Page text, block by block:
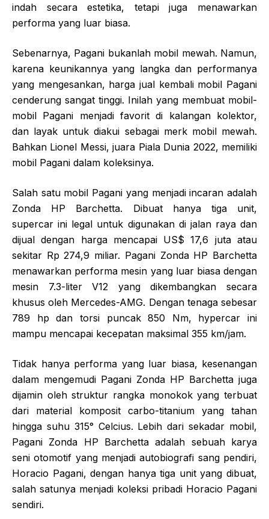
indah secara estetika, tetapi juga menawarkan
performa yang luar biasa.
Sebenarnya, Pagani bukanlah mobil mewah. Namun,
karena keunikannya yang langka dan performanya
yang mengesankan, harga jual kembali mobil Pagani
cenderung sangat tinggi. Inilah yang membuat mobil-
mobil Pagani menjadi favorit di kalangan kolektor,
dan layak untuk diakui sebagai merk mobil mewah.
Bahkan Lionel Messi, juara Piala Dunia 2022, memiliki
mobil Pagani dalam koleksinya.
Salah satu mobil Pagani yang menjadi incaran adalah
Zonda HP Barchetta. Dibuat hanya tiga unit,
supercar ini legal untuk digunakan di jalan raya dan
dijual dengan harga mencapai US$ 17,6 juta atau
sekitar Rp 274,9 miliar. Pagani Zonda HP Barchetta
menawarkan performa mesin yang luar biasa dengan
mesin 7.3-liter V12 yang dikembangkan secara
khusus oleh Mercedes-AMG. Dengan tenaga sebesar
789 hp dan torsi puncak 850 Nm, hypercar ini
mampu mencapai kecepatan maksimal 355 km/jam.
Tidak hanya performa yang luar biasa, kesenangan
dalam mengemudi Pagani Zonda HP Barchetta juga
dijamin oleh struktur rangka monokok yang terbuat
dari material komposit carbo-titanium yang tahan
hingga suhu 315° Celcius. Lebih dari sekadar mobil,
Pagani Zonda HP Barchetta adalah sebuah karya
seni otomotif yang menjadi autobiografi sang pendiri,
Horacio Pagani, dengan hanya tiga unit yang dibuat,
salah satunya menjadi koleksi pribadi Horacio Pagani
sendiri.